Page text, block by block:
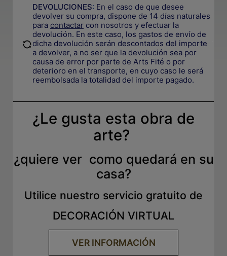
DEVOLUCIONES: En el caso de que desee
devolver su compra, dispone de 14 días naturales
para contactar con nosotros y efectuar la
devolución. En este caso, los gastos de envío de
dicha devolución serán descontados del importe
a devolver, a no ser que la devolución sea por
causa de error por parte de Arts Fité o por
deterioro en el transporte, en cuyo caso le será
reembolsada la totalidad del importe pagado.
¿Le gusta esta obra de
arte?
¿quiere ver como quedará en su
casa?
Utilice nuestro servicio gratuito de
DECORACIÓN VIRTUAL
VER INFORMACIÓN